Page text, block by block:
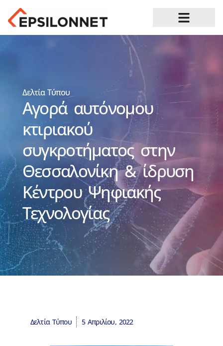
Δελτία Τύπου
Αγορά αυτόνομου
κτιριακού
συγκροτήματος στην
Θεσσαλονίκη & ίδρυση
Κέντρου Ψηφιακής
Τεχνολογίας
Δελτία Τύπου 5 Απριλίου, 2022